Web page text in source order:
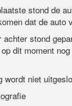
stond de
dat de auto
achter stond
dit moment
wordt niet